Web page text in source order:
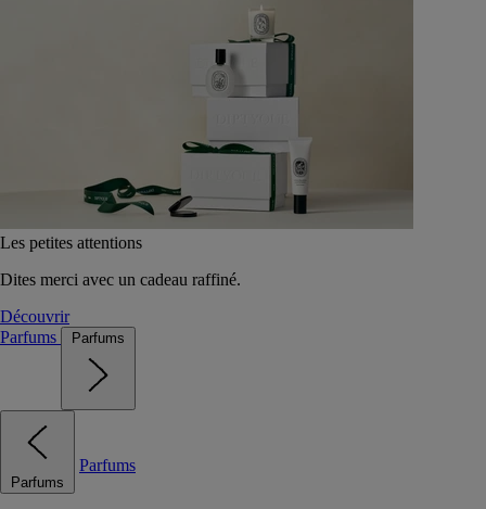
Les petites attentions
Dites merci avec un cadeau raffiné.
Découvrir
Parfums
Parfums
Parfums
Parfums